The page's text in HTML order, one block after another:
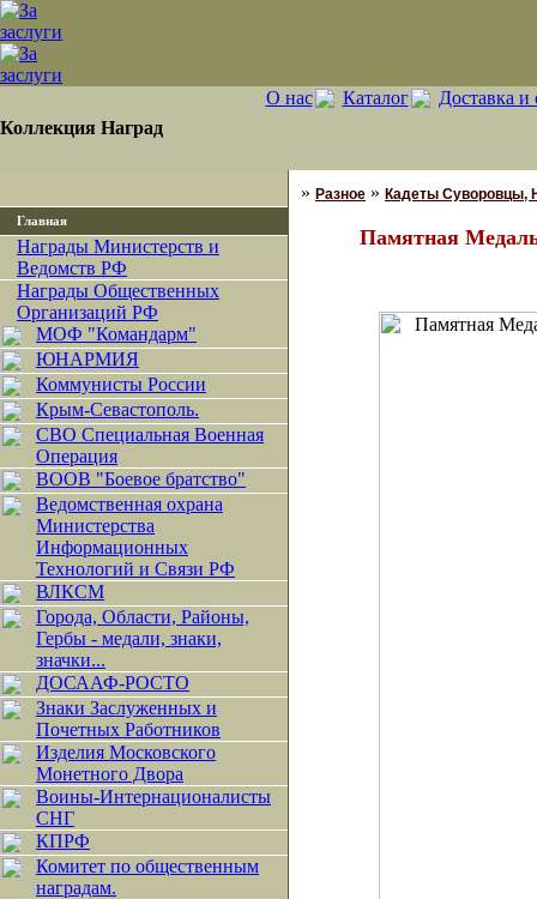
Коллекция Наград
О нас Каталог Доставка и
Главная
Награды Министерств и
Ведомств РФ
Награды Общественных
Организаций РФ
МОФ "Командарм"
ЮНАРМИЯ
Коммунисты России
Крым-Севастополь.
СВО Специальная Военная
Операция
ВООВ "Боевое братство"
Ведомственная охрана
Министерства
Информационных
Технологий и Связи РФ
ВЛКСМ
Города, Области, Районы,
Гербы - медали, знаки,
значки...
ДОСААФ-РОСТО
Знаки Заслуженных и
Почетных Работников
Изделия Московского
Монетного Двора
Воины-Интернационалисты
СНГ
КПРФ
Комитет по общественным
наградам.
» Разное » Кадеты Суворовцы,
Памятная